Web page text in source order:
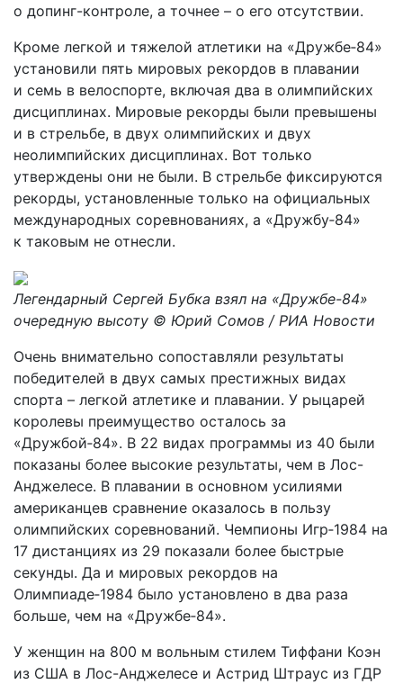
о допинг-контроле, а точнее – о его отсутствии.
Кроме легкой и тяжелой атлетики на «Дружбе‑84»
установили пять мировых рекордов в плавании
и семь в велоспорте, включая два в олимпийских
дисциплинах. Мировые рекорды были превышены
и в стрельбе, в двух олимпийских и двух
неолимпийских дисциплинах. Вот только
утверждены они не были. В стрельбе фиксируются
рекорды, установленные только на официальных
международных соревнованиях, а «Дружбу‑84»
к таковым не отнесли.
Легендарный Сергей Бубка взял на «Дружбе-84»
очередную высоту © Юрий Сомов / РИА Новости
Очень внимательно сопоставляли результаты
победителей в двух самых престижных видах
спорта – легкой атлетике и плавании. У рыцарей
королевы преимущество осталось за
«Дружбой‑84». В 22 видах программы из 40 были
показаны более высокие результаты, чем в Лос-
Анджелесе. В плавании в основном усилиями
американцев сравнение оказалось в пользу
олимпийских соревнований. Чемпионы Игр‑1984 на
17 дистанциях из 29 показали более быстрые
секунды. Да и мировых рекордов на
Олимпиаде‑1984 было установлено в два раза
больше, чем на «Дружбе‑84».
У женщин на 800 м вольным стилем Тиффани Коэн
из США в Лос-Анджелесе и Астрид Штраус из ГДР